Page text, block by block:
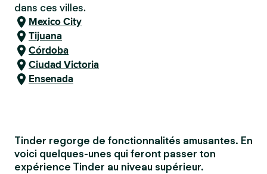
dans ces villes.
Mexico City
Tijuana
Córdoba
Ciudad Victoria
Ensenada
Tinder regorge de fonctionnalités amusantes. En
voici quelques-unes qui feront passer ton
expérience Tinder au niveau supérieur.